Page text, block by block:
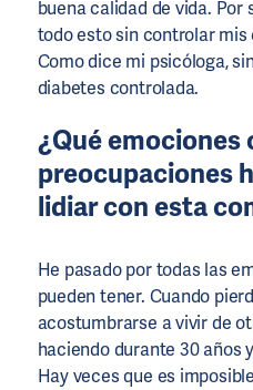
buena calidad de vida. Por
todo esto sin controlar mis
Como dice mi psicóloga,
diabetes controlada.
¿Qué emociones
preocupaciones
lidiar con esta
He pasado por todas las
pueden tener. Cuando
acostumbrarse a vivir de
haciendo durante 30 años
Hay veces que es